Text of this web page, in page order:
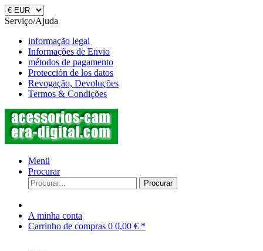
Serviço/Ajuda
informação legal
Informações de Envio
métodos de pagamento
Protección de los datos
Revogação, Devoluções
Termos & Condições
Menü
Procurar
Procurar
A minha conta
Carrinho de compras 0 0,00 € *